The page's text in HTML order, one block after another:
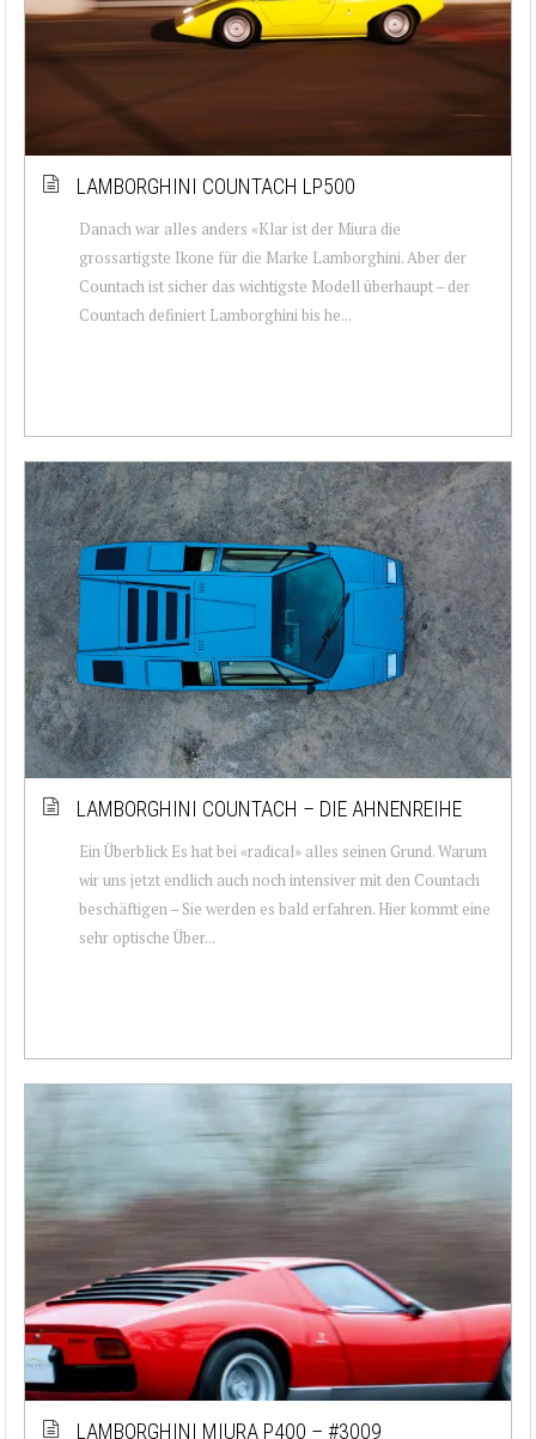
LAMBORGHINI COUNTACH LP500
Danach war alles anders «Klar ist der Miura die
grossartigste Ikone für die Marke Lamborghini. Aber der
Countach ist sicher das wichtigste Modell überhaupt – der
Countach definiert Lamborghini bis he...
LAMBORGHINI COUNTACH – DIE AHNENREIHE
Ein Überblick Es hat bei «radical» alles seinen Grund. Warum
wir uns jetzt endlich auch noch intensiver mit den Countach
beschäftigen – Sie werden es bald erfahren. Hier kommt eine
sehr optische Über...
LAMBORGHINI MIURA P400 – #3009